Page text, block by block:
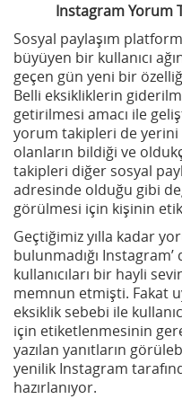
Instagram Yorum
Sosyal paylaşım
büyüyen bir kullanıcı
geçen gün yeni bir
Belli eksikliklerin
getirilmesi amacı ile
yorum takipleri de yerini
olanların bildiği ve
takipleri diğer sosyal
adresinde olduğu gibi
görülmesi için kişinin
Geçtiğimiz yılla kadar
bulunmadığı
kullanıcıları bir hayli
memnun etmişti. Fakat
eksiklik sebebi ile
için etiketlenmesinin
yazılan yanıtların
yenilik Instagram
hazırlanıyor.